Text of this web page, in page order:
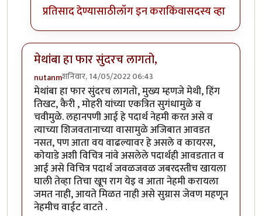
प्रतिसाद देण्यासाठीलॉग इन कराकिंवासदस्य व्हा
मेथांबा हा फार सुंदरच लागतो,
nutanmशनिवार, 14/05/2022 06:43
मेथांबा हा फार सुंदरच लागतो, मुख्य म्हणजे मेथी, हिंग
तिखट, कैरी , मोहरी यांच्या एकत्रित सुगंधामुळे व
चवीमुळे. लहानपणी आई हे पदार्थ नेहमी करत असे व
त्याच्या शिजवतानाच्या वासामुळे अजिबात आवडत
नसत, पण आता वय वाढल्यावर हे असले व कायरस,
कोयाडे अशी विचित्र नांवे असलेले पदार्थही आवडतात व
आई असे विचित्र पदार्थ जवळजवळ जबरदस्तीच खायला
घाली तेव्हा तिचा खूप राग येइ व आता नेहमी करायला
जमत नाही, आयते मिळत नाही असे सुग्रास जेवण महणून
नेहमीच वाईट वाटते .